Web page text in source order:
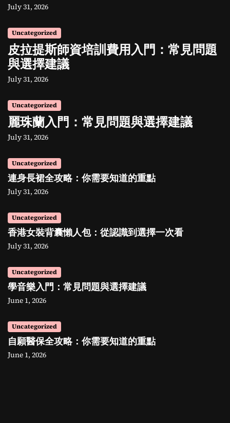
July 31, 2026
Uncategorized
皮拉提斯師資培訓費用入門：常見問題
與選擇建議
July 31, 2026
Uncategorized
麗珠蘭入門：常見問題與選擇建議
July 31, 2026
Uncategorized
連身長裙全攻略：你需要知道的重點
July 31, 2026
Uncategorized
香港女裝背囊懶人包：從認識到選擇一次看
July 31, 2026
Uncategorized
學音樂入門：常見問題與選擇建議
June 1, 2026
Uncategorized
自願醫保全攻略：你需要知道的重點
June 1, 2026